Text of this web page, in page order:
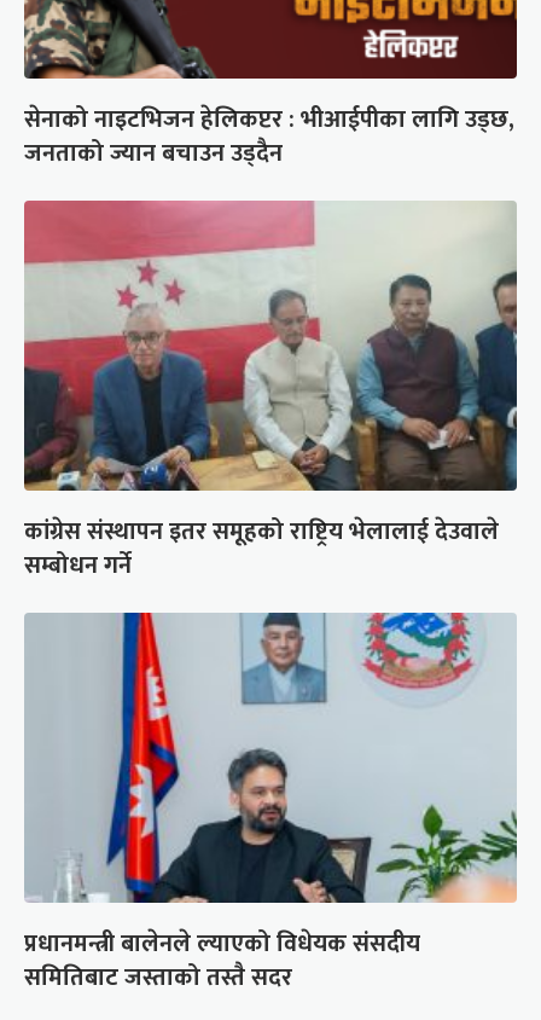
सेनाको नाइटभिजन हेलिकप्टर : भीआईपीका लागि उड्छ,
जनताको ज्यान बचाउन उड्दैन
कांग्रेस संस्थापन इतर समूहको राष्ट्रिय भेलालाई देउवाले
सम्बोधन गर्ने
प्रधानमन्त्री बालेनले ल्याएको विधेयक संसदीय
समितिबाट जस्ताको तस्तै सदर